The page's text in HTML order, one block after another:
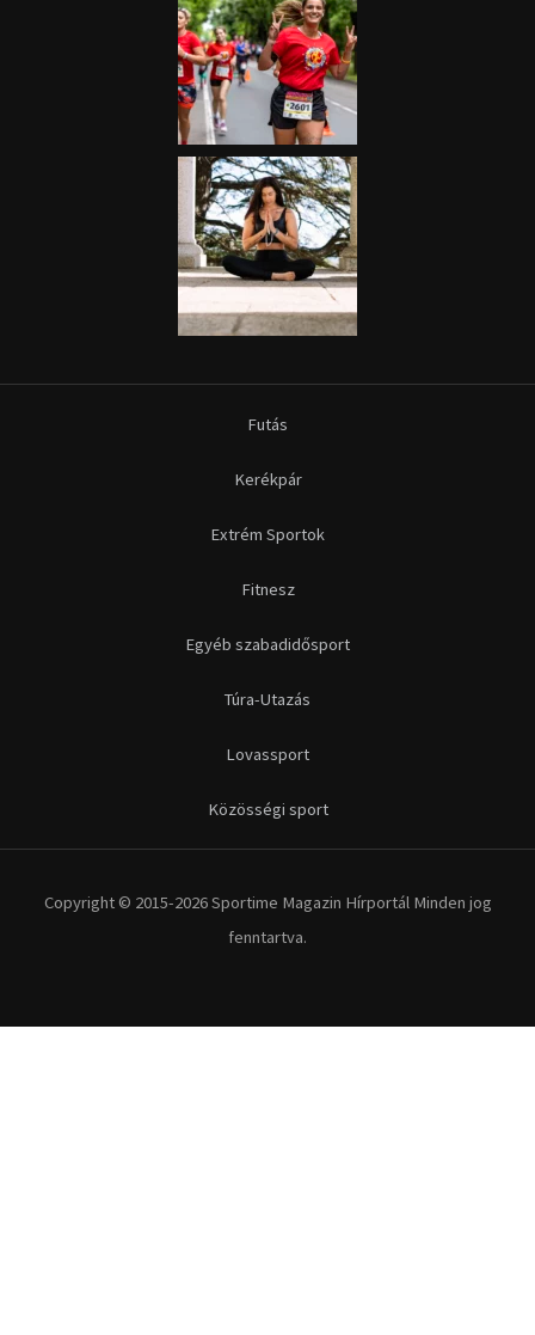
Futás
Kerékpár
Extrém Sportok
Fitnesz
Egyéb szabadidősport
Túra-Utazás
Lovassport
Közösségi sport
Copyright © 2015-2026 Sportime Magazin Hírportál Minden jog
fenntartva.